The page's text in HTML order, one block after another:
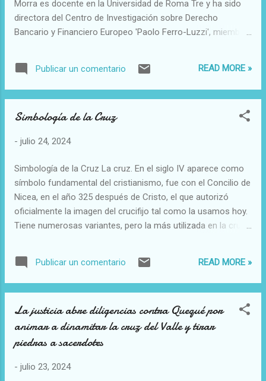
que nuestra misión aquí había concluido”, tal
y como refiere Iglesia en Córdoba,
semanario de esta diócesis española.
de las carmelitas descalzas en Lucena
desde hace 412 años, a donde llegaron en
1612 procedentes de la ciudad de Cabra,
Morra es docente en la Universidad de Roma Tre y ha sido
directora del Centro de Investigación sobre Derecho
Bancario y Financiero Europeo 'Paolo Ferro-Luzzi', miembro
visitante en la Universidad estadounidense de Harvard, entre
otros cargos Este organismo vaticano, creado en 2010 por
Benedicto XVI para la lucha contra el blanqueo de capitales,
general que el papa Francisco llevó a cabo para la Santa
fortalecimiento de los controles en la esfera económico-
incorporar a una mujer? Con el nombramiento de Brescia
Morra, el papa sigue en la línea de dar mayor visibilidad y
liderazgo a las mujeres en la estructura interna de la Iglesia
como parte de sus medidas...
Publicar un comentario READ MORE »
Simbología de la Cruz
- julio 24, 2024
Simbología de la Cruz La cruz. En el siglo IV aparece como
símbolo fundamental del cristianismo, fue con el Concilio de
Nicea, en el año 325 después de Cristo, el que autorizó
oficialmente la imagen del crucifijo tal como la usamos hoy.
Tiene numerosas variantes, pero la más utilizada en la cruz
occidentales. Representa la victoria de Cristo sobre la
muerte y el pecado, porque es el instrumento donde el Dios
Encarnado, venció a la muerte para rescatar a la humanidad.
Publicar un comentario READ MORE »
La justicia abre diligencias contra Quequé por
animar a dinamitar la cruz del Valle y tirar
piedras a sacerdotes
- julio 23, 2024